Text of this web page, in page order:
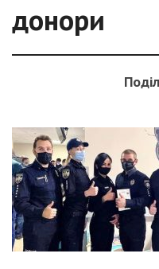
донори